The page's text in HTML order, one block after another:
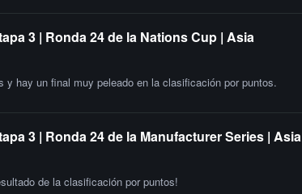
3 | Ronda 24 de la Nations Cup | Asia
hay un final muy peleado en la clasificación por puntos.
3 | Ronda 24 de la Manufacturer Series | Asia
de la clasificación por puntos!